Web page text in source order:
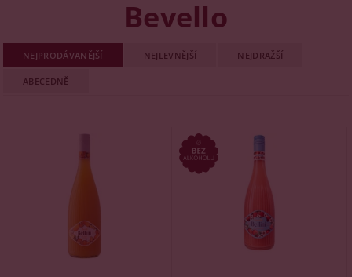
Bevello
NEJPRODÁVANĚJŠÍ NEJLEVNĚJŠÍ NEJDRAŽŠÍ
ABECEDNĚ